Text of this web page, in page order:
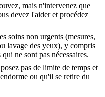
mais n'intervenez que
devez l'aider et procédez
soins non urgents (mesures,
lavage des yeux), y compris
ne sont pas nécessaires.
pas de limite de temps et
ou qu'il se retire du